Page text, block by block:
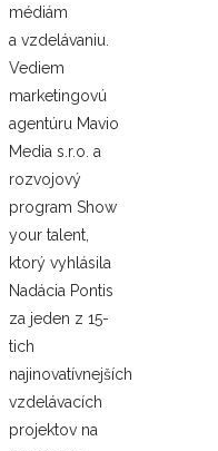
médiám
a vzdelávaniu.
Vediem
marketingovú
agentúru Mavio
Media s.r.o. a
rozvojový
program Show
your talent,
ktorý vyhlásila
Nadácia Pontis
za jeden z 15-
tich
najinovatívnejších
vzdelávacích
projektov na